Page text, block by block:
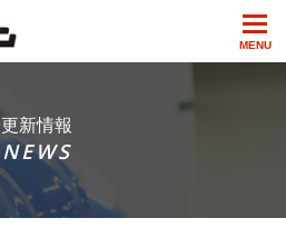
MENU
更新情報
NEWS